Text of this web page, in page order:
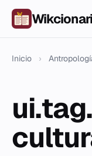
Inicio ›